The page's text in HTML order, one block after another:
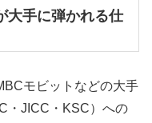
大手に弾かれる仕
モビットなどの大手
・JICC・KSC）への